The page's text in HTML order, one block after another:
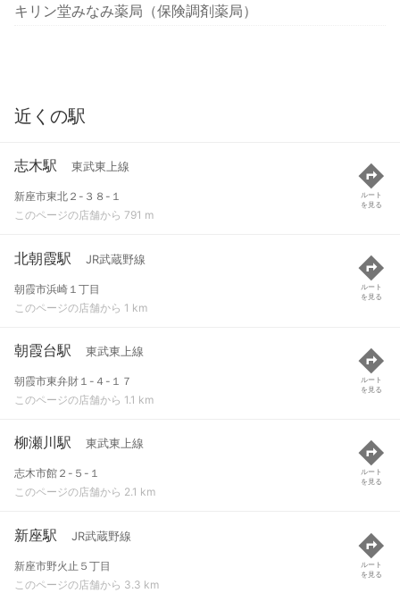
キリン堂みなみ薬局（保険調剤薬局）
近くの駅
志木駅 東武東上線
新座市東北２-３８-１
このページの店舗から 791 m
ルート
を見る
北朝霞駅 JR武蔵野線
朝霞市浜崎１丁目
このページの店舗から 1 km
ルート
を見る
朝霞台駅 東武東上線
朝霞市東弁財１-４-１７
このページの店舗から 1.1 km
ルート
を見る
柳瀬川駅 東武東上線
志木市館２-５-１
このページの店舗から 2.1 km
ルート
を見る
新座駅 JR武蔵野線
新座市野火止５丁目
このページの店舗から 3.3 km
ルート
を見る